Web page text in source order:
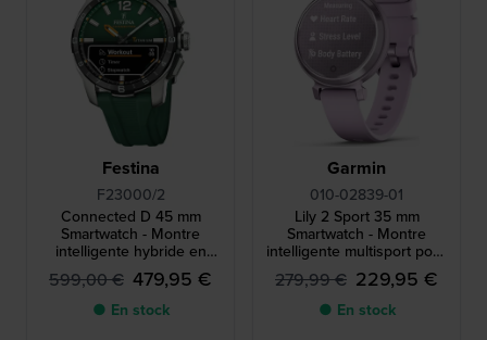
Festina
F23000/2
Connected D 45 mm
Smartwatch - Montre
intelligente hybride en
titane
599,00 € 479,95 €
● En stock
Garmin
010-02839-01
Lily 2 Sport 35 mm
Smartwatch - Montre
intelligente multisport pour
femme, lilas, avec bracelet
en silicone
279,99 € 229,95 €
● En stock